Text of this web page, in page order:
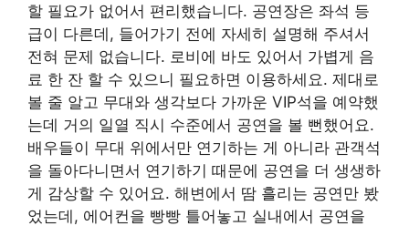
할 필요가 없어서 편리했습니다. 공연장은 좌석 등
급이 다른데, 들어가기 전에 자세히 설명해 주셔서
전혀 문제 없습니다. 로비에 바도 있어서 가볍게 음
료 한 잔 할 수 있으니 필요하면 이용하세요. 제대로
볼 줄 알고 무대와 생각보다 가까운 VIP석을 예약했
는데 거의 일열 직시 수준에서 공연을 볼 뻔했어요.
배우들이 무대 위에서만 연기하는 게 아니라 관객석
을 돌아다니면서 연기하기 때문에 공연을 더 생생하
게 감상할 수 있어요. 해변에서 땀 흘리는 공연만 봤
었는데, 에어컨을 빵빵 틀어놓고 실내에서 공연을